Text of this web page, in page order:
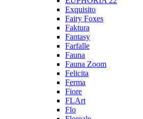
Exquisito
Fairy Foxes
Faktura
Fantasy
Farfalle
Fauna
Fauna Zoom
Felicita
Ferma
Fiore
FLArt
Flo